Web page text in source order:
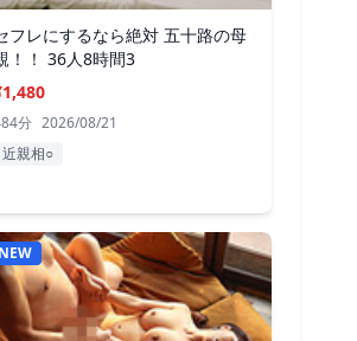
フレにするなら絶対 五十路の母
！！ 36人8時間3
分 2026/08/21
近親相○
NEW